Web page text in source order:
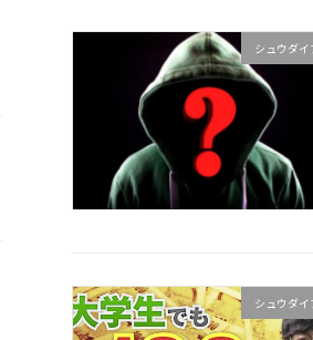
シュウダイ
シュウダイ